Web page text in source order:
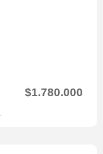
$1.780.000